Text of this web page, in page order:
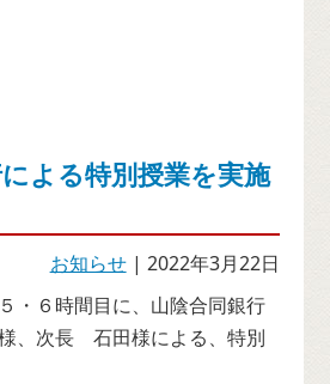
よる特別授業を実施
お知らせ| 2022年3月22日
・６時間目に、山陰合同銀行
、次長 石田様による、特別